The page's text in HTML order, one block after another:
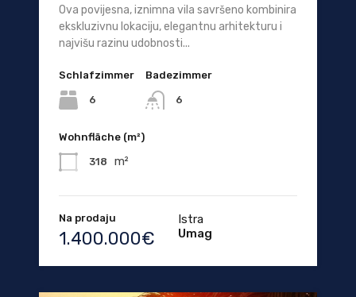
Ova povijesna, iznimna vila savršeno kombinira
ekskluzivnu lokaciju, elegantnu arhitekturu i
najvišu razinu udobnosti...
Schlafzimmer
6
Badezimmer
6
Wohnfläche (m²)
318 m²
Na prodaju
1.400.000€
Istra
Umag